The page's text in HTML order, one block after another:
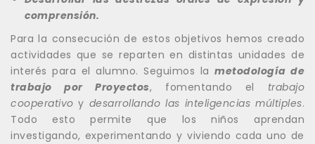
comprensión.
Para la consecución de estos objetivos hemos creado
actividades que se reparten en distintas unidades de
interés para el alumno. Seguimos la metodología de
trabajo por Proyectos, fomentando el trabajo
cooperativo y desarrollando las inteligencias múltiples.
Todo esto permite que los niños aprendan
investigando, experimentando y viviendo cada uno de